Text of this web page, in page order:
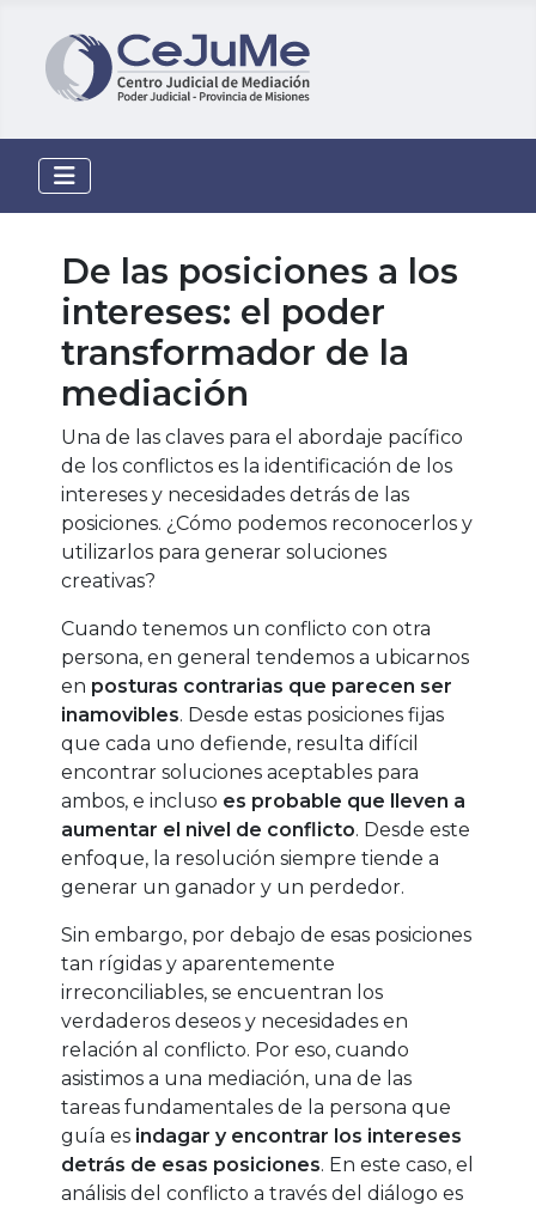
De las posiciones a los
intereses: el poder
transformador de la
mediación
Una de las claves para el abordaje pacífico
de los conflictos es la identificación de los
intereses y necesidades detrás de las
posiciones. ¿Cómo podemos reconocerlos y
utilizarlos para generar soluciones
creativas?
Cuando tenemos un conflicto con otra
persona, en general tendemos a ubicarnos
en posturas contrarias que parecen ser
inamovibles. Desde estas posiciones fijas
que cada uno defiende, resulta difícil
encontrar soluciones aceptables para
ambos, e incluso es probable que lleven a
aumentar el nivel de conflicto. Desde este
enfoque, la resolución siempre tiende a
generar un ganador y un perdedor.
Sin embargo, por debajo de esas posiciones
tan rígidas y aparentemente
irreconciliables, se encuentran los
verdaderos deseos y necesidades en
relación al conflicto. Por eso, cuando
asistimos a una mediación, una de las
tareas fundamentales de la persona que
guía es indagar y encontrar los intereses
detrás de esas posiciones. En este caso, el
análisis del conflicto a través del diálogo es